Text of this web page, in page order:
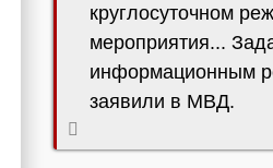
круглосуточном
мероприятия...
информационным
заявили в МВД.